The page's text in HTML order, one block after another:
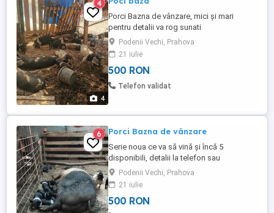
4
4
Porci Bazna de vânzare, mici și mari
pentru detalii va rog sunati
Podenii Vechi, Prahova
21 iulie
500 RON
Telefon validat
6 Porci Bazna de vânzare
Serie noua ce va să vină și încă 5
disponibili, detalii la telefon sau
Podenii Vechi, Prahova
21 iulie
500 RON